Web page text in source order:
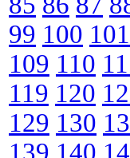
99 100 101
109 110
119 120
129 130
139 140